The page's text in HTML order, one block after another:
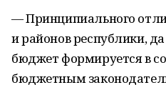
— Принципиального
и районов республики,
бюджет формируется в
бюджетным